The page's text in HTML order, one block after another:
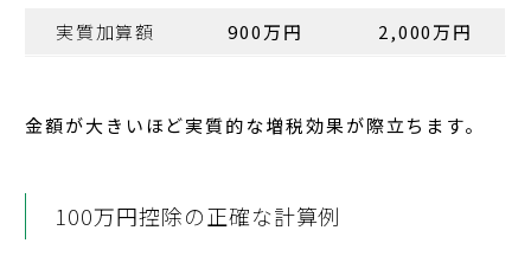
実質加算額
900万円 2,000万円
金額が大きいほど実質的な増税効果が際立ちます。
100万円控除の正確な計算例